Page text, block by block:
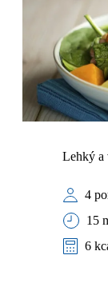
Lehký a
4
15
6